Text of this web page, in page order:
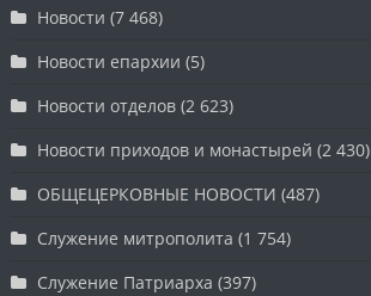
Новости (7 468)
Новости епархии (5)
Новости отделов (2 623)
Новости приходов и монастырей (2 430)
ОБЩЕЦЕРКОВНЫЕ НОВОСТИ (487)
Служение митрополита (1 754)
Служение Патриарха (397)